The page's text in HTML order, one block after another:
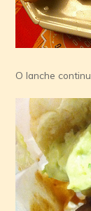
O lanche